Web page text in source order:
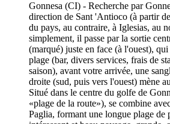
Gonnesa (CI) - Recherche par
direction de Sant 'Antioco (à partir
du pays, au contraire, à Iglesias, au
simplement, il passe par la sortie
(marqué) juste en face (à l'ouest),
plage (bar, divers services, frais de
saison), avant votre arrivée, une
droite (sud, puis vers l'ouest) mène
Situé dans le centre du golfe de
«plage de la route»), se combine
Paglia, formant une longue plage de